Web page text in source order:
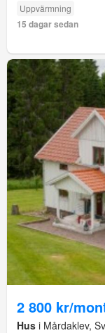
Uppvärmning
15 dagar sedan
2 800 kr/
Hus i Mårdaklev,